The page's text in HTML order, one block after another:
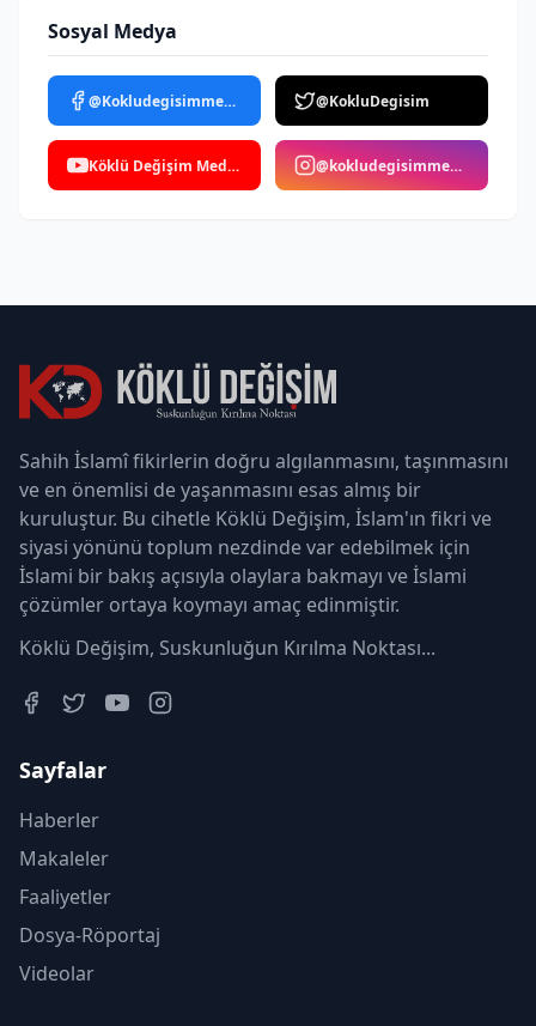
Sosyal Medya
@Kokludegisimmedya @KokluDegisim
Köklü Değişim Medya @kokludegisimmedya
Sahih İslamî fikirlerin doğru algılanmasını, taşınmasını
ve en önemlisi de yaşanmasını esas almış bir
kuruluştur. Bu cihetle Köklü Değişim, İslam'ın fikri ve
siyasi yönünü toplum nezdinde var edebilmek için
İslami bir bakış açısıyla olaylara bakmayı ve İslami
çözümler ortaya koymayı amaç edinmiştir.
Köklü Değişim, Suskunluğun Kırılma Noktası...
Sayfalar
Haberler
Makaleler
Faaliyetler
Dosya-Röportaj
Videolar